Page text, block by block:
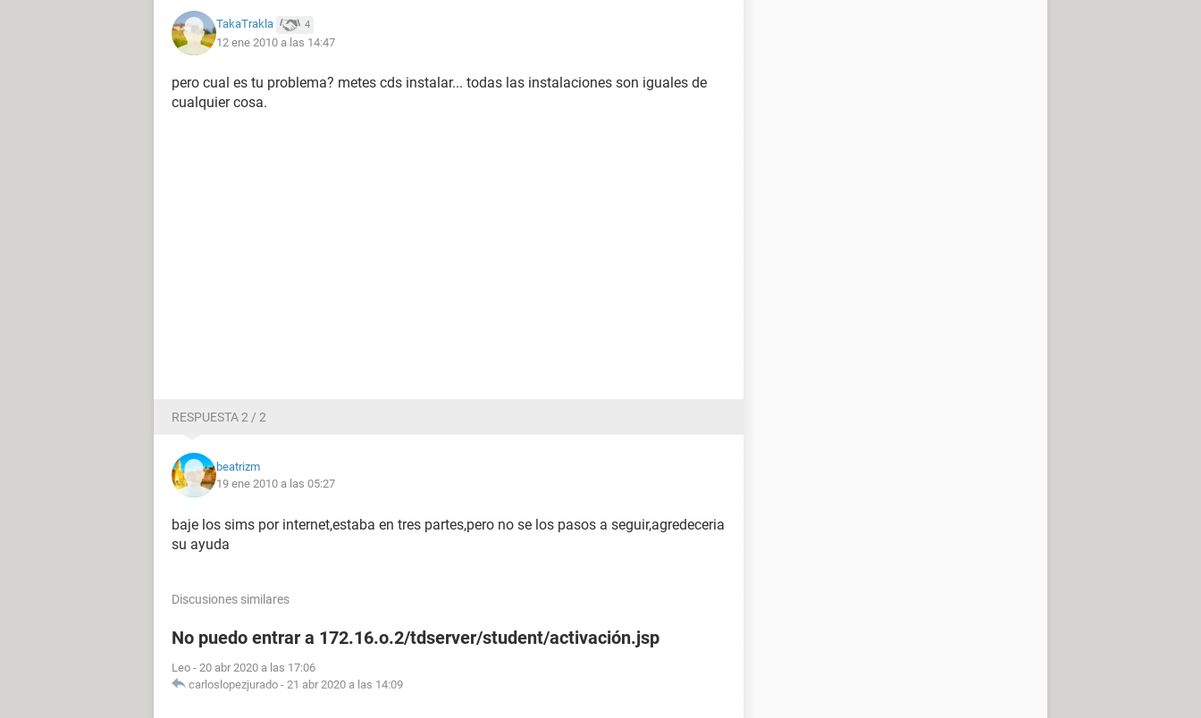
TakaTrakla 4
12 ene 2010 a las 14:47
pero cual es tu problema? metes cds instalar... todas las instalaciones son iguales de
cualquier cosa.
RESPUESTA 2 / 2
beatrizm
19 ene 2010 a las 05:27
baje los sims por internet,estaba en tres partes,pero no se los pasos a seguir,agredeceria
su ayuda
Discusiones similares
No puedo entrar a 172.16.o.2/tdserver/student/activación.jsp
Leo - 20 abr 2020 a las 17:06
carloslopezjurado - 21 abr 2020 a las 14:09